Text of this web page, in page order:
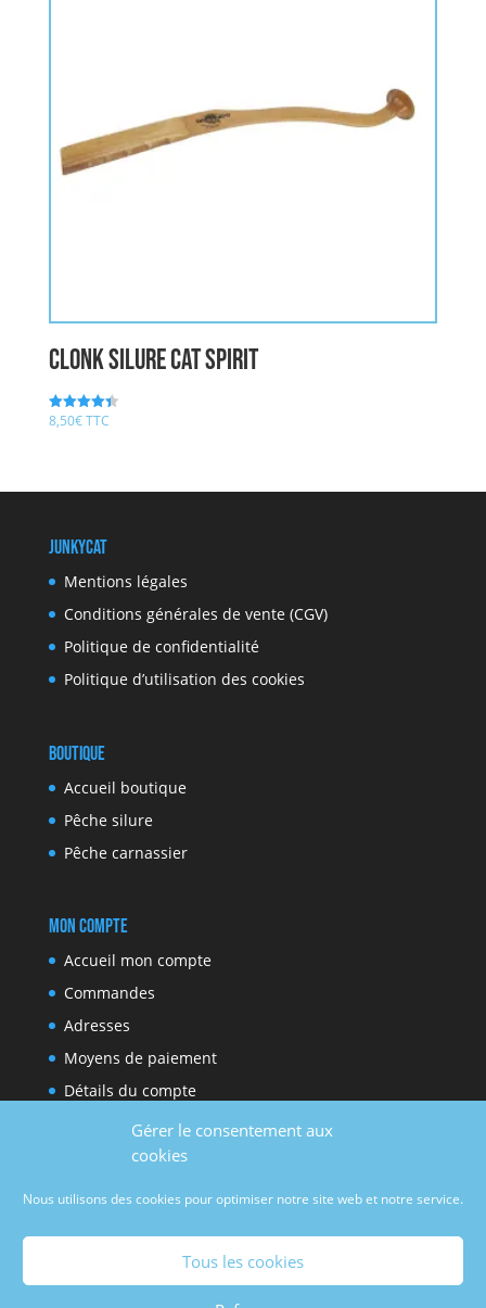
Gérer le consentement aux
cookies
Nous utilisons des cookies pour optimiser notre site web et notre service.
Tous les cookies
CLONK Silure CAT SPIRIT
Note
8,50€TTC
JunkyCat
Mentions légales
Conditions générales de vente (CGV)
Politique de confidentialité
Politique d’utilisation des cookies
Boutique
Accueil boutique
Pêche silure
Pêche carnassier
Mon compte
Accueil mon compte
Commandes
Adresses
Moyens de paiement
Détails du compte
Réseaux sociaux
Facebook Youtube